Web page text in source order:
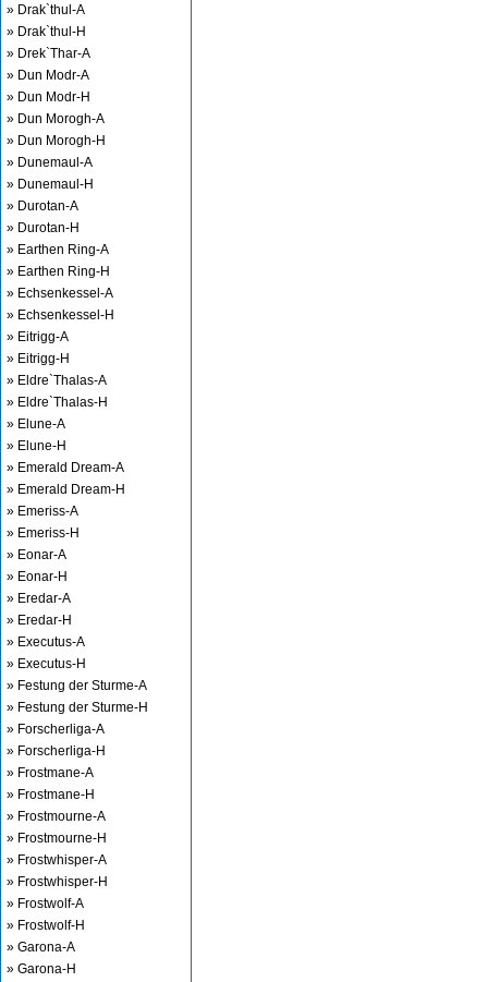
» Drak`thul-A
» Drak`thul-H
» Drek`Thar-A
» Dun Modr-A
» Dun Modr-H
» Dun Morogh-A
» Dun Morogh-H
» Dunemaul-A
» Dunemaul-H
» Durotan-A
» Durotan-H
» Earthen Ring-A
» Earthen Ring-H
» Echsenkessel-A
» Echsenkessel-H
» Eitrigg-A
» Eitrigg-H
» Eldre`Thalas-A
» Eldre`Thalas-H
» Elune-A
» Elune-H
» Emerald Dream-A
» Emerald Dream-H
» Emeriss-A
» Emeriss-H
» Eonar-A
» Eonar-H
» Eredar-A
» Eredar-H
» Executus-A
» Executus-H
» Festung der Sturme-A
» Festung der Sturme-H
» Forscherliga-A
» Forscherliga-H
» Frostmane-A
» Frostmane-H
» Frostmourne-A
» Frostmourne-H
» Frostwhisper-A
» Frostwhisper-H
» Frostwolf-A
» Frostwolf-H
» Garona-A
» Garona-H